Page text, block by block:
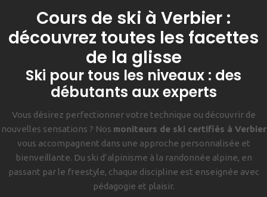
Cours de ski à Verbier :
découvrez toutes les facettes
de la glisse
Ski pour tous les niveaux : des
débutants aux experts
Vous désirez perfectionner votre technique ou découvrir de
nouvelles sensations ? Nos moniteurs de ski certifiés à Verbier
vous accompagnent dans une approche personnalisée et
bienveillante. Du ski d’alpinisme à la randonnée alpine, en
passant par le freestyle, chaque discipline est enseignée avec
pédagogie et plaisir.